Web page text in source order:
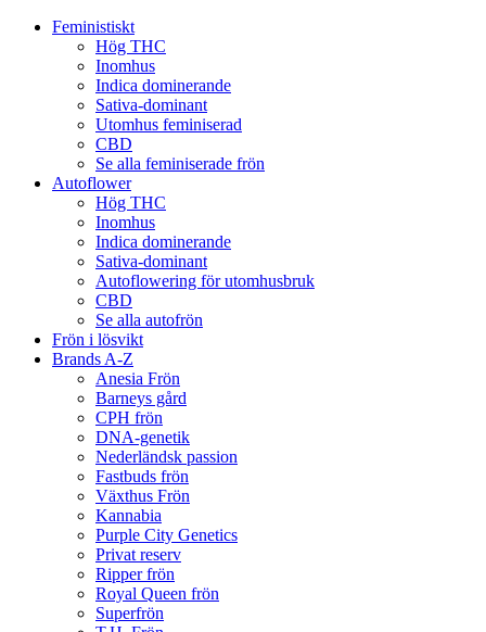
Feministiskt
Hög THC
Inomhus
Indica dominerande
Sativa-dominant
Utomhus feminiserad
CBD
Se alla feminiserade frön
Autoflower
Hög THC
Inomhus
Indica dominerande
Sativa-dominant
Autoflowering för utomhusbruk
CBD
Se alla autofrön
Frön i lösvikt
Brands A-Z
Anesia Frön
Barneys gård
CPH frön
DNA-genetik
Nederländsk passion
Fastbuds frön
Växthus Frön
Kannabia
Purple City Genetics
Privat reserv
Ripper frön
Royal Queen frön
Superfrön